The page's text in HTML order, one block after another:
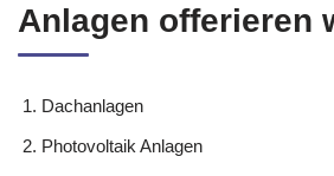
Anlagen offerieren
Dachanlagen
Photovoltaik Anlagen